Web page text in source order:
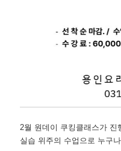
2월 원데이 쿠킹클래스가 진
실습 위주의 수업으로 누구